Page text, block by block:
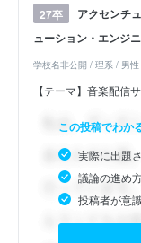
27卒
アクセンチ
ューション・エンジ
学校名非公開 / 理系 / 男性
【テーマ】音楽配信
この投稿でわか
実際に出題
議論の進め
投稿者が意